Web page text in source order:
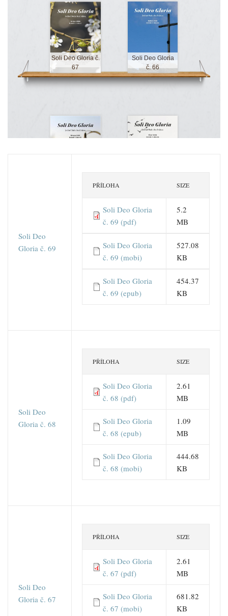
Soli Deo
Gloria č. 69
PŘÍLOHA SIZE
Soli Deo Gloria
č. 69 (pdf)
5.2
MB
Soli Deo Gloria
č. 69 (mobi)
527.08
KB
Soli Deo Gloria
č. 69 (epub)
454.37
KB
Soli Deo
Gloria č. 68
PŘÍLOHA SIZE
Soli Deo Gloria
č. 68 (pdf)
2.61
MB
Soli Deo Gloria
č. 68 (epub)
1.09
MB
Soli Deo Gloria
č. 68 (mobi)
444.68
KB
Soli Deo
Gloria č. 67
PŘÍLOHA SIZE
Soli Deo Gloria
č. 67 (pdf)
2.61
MB
Soli Deo Gloria
č. 67 (mobi)
681.82
KB